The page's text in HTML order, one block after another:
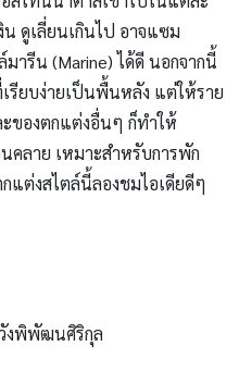
ดูเลี่ยนเกินไป อาจแซม
ารีน (Marine) ได้ดี นอกจากนี้
รียบง่ายเป็นพื้นหลัง แต่ให้ราย
ของตกแต่งอื่นๆ ก็ทำให้
คลาย เหมาะสำหรับการพัก
แต่งสไตล์นี้ลองชมไอเดียดีๆ
งพิพัฒนศิริกุล